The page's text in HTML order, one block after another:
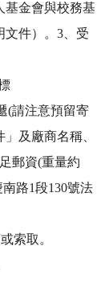
基金會與校務基
文件）。3、受
(請注意預留寄
及廠商名稱、
郵資(重量約
路1段130號法
索取。